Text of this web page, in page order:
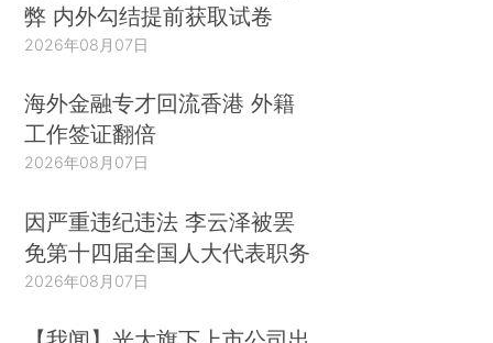
弊 内外勾结提前获取试卷
2026年08月07日
海外金融专才回流香港 外籍
工作签证翻倍
2026年08月07日
因严重违纪违法 李云泽被罢
免第十四届全国人大代表职务
2026年08月07日